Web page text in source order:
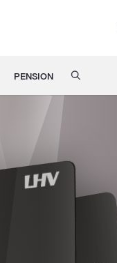
PENSION